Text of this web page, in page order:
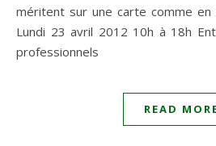
méritent sur une carte comme en
Lundi 23 avril 2012 10h à 18h
professionnels
READ